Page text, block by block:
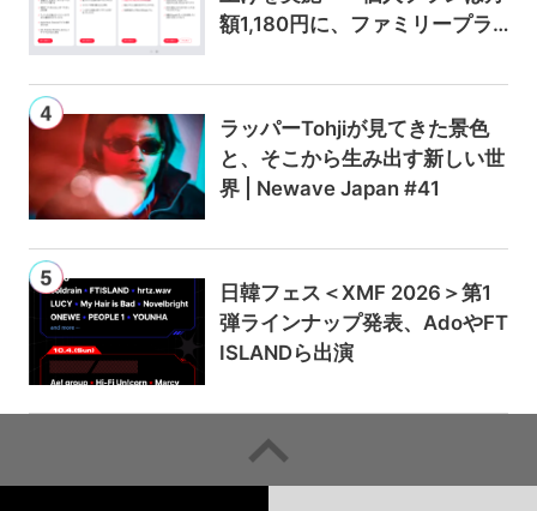
額1,180円に、ファミリープラ
ラッパーTohjiが見てきた景色
と、そこから生み出す新しい世
界 | Newave Japan #41
日韓フェス＜XMF 2026＞第1
弾ラインナップ発表、AdoやFT
ISLANDら出演